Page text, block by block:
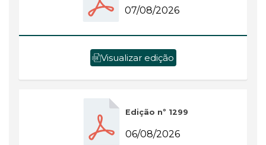
07/08/2026
Visualizar edição
Edição nº 1299
06/08/2026